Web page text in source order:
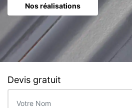
Nos réalisations
Devis gratuit